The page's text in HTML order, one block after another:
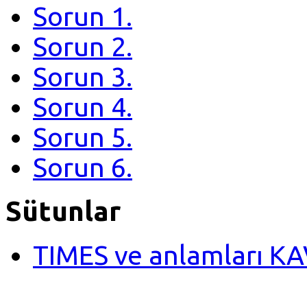
Sorun 1.
Sorun 2.
Sorun 3.
Sorun 4.
Sorun 5.
Sorun 6.
Sütunlar
TIMES ve anlamları